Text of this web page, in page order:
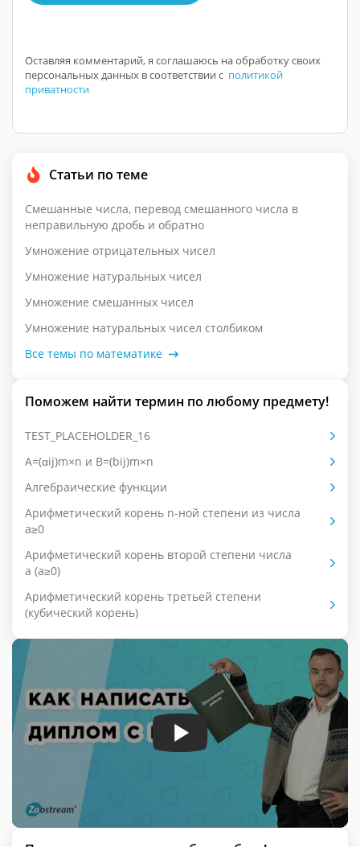
Оставляя комментарий, я соглашаюсь на обработку своих
персональных данных в соответствии с политикой
приватности
Статьи по теме
Смешанные числа, перевод смешанного числа в
неправильную дробь и обратно
Умножение отрицательных чисел
Умножение натуральных чисел
Умножение смешанных чисел
Умножение натуральных чисел столбиком
Все темы по математике
Поможем найти термин по любому предмету!
TEST_PLACEHOLDER_16
А=(αij)m×n и B=(bij)m×n
Алгебраические функции
Арифметический корень n-ной степени из числа
a≥0
Арифметический корень второй степени числа
a (a≥0)
Арифметический корень третьей степени
(кубический корень)